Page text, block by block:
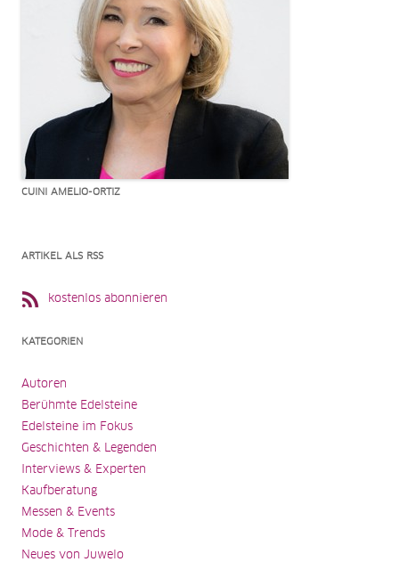
CUINI AMELIO-ORTIZ
ARTIKEL ALS RSS
kostenlos abonnieren
KATEGORIEN
Autoren
Berühmte Edelsteine
Edelsteine im Fokus
Geschichten & Legenden
Interviews & Experten
Kaufberatung
Messen & Events
Mode & Trends
Neues von Juwelo